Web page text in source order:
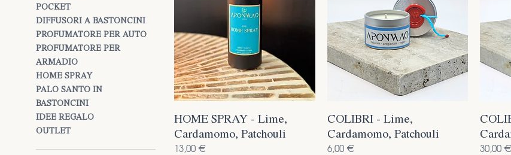
POCKET
DIFFUSORI A BASTONCINI
PROFUMATORE PER AUTO
PROFUMATORE PER
ARMADIO
HOME SPRAY
PALO SANTO IN
BASTONCINI
IDEE REGALO
OUTLET
HOME SPRAY - Lime,
Cardamomo, Patchouli
Prezzo
13,00 €
COLIBRI - Lime,
Cardamomo, Patchouli
Prezzo
6,00 € Prezzo
30,00 €